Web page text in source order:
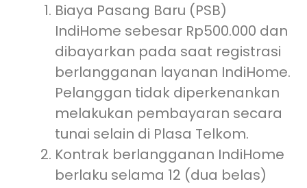
Biaya Pasang Baru (PSB)
IndiHome sebesar Rp500.000 dan
dibayarkan pada saat registrasi
berlangganan layanan IndiHome.
Pelanggan tidak diperkenankan
melakukan pembayaran secara
tunai selain di Plasa Telkom.
Kontrak berlangganan IndiHome
berlaku selama 12 (dua belas)